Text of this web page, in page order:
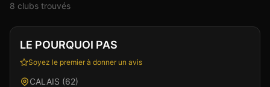
8 clubs trouvés
LE POURQUOI PAS
Soyez le premier à donner un avis
CALAIS (62)